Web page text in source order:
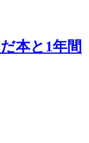
本と1年間